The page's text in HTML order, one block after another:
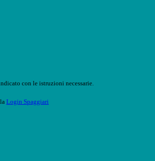
con le istruzioni necessarie.
Login Spaggiari